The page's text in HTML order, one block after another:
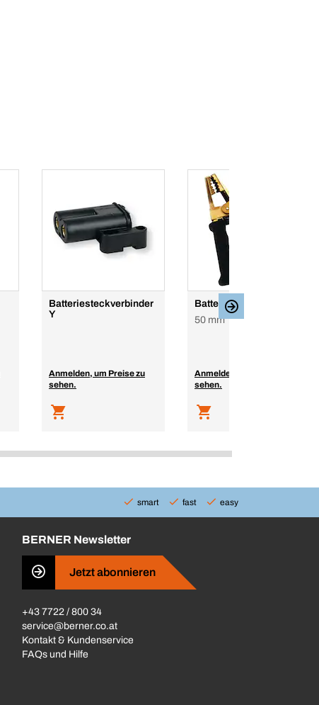
Batteriesteckverbinder
Y
Anmelden, um Preise zu
sehen.
Batterieladeklemme
50 mm², 800 A
Anmelden, um Preise zu
sehen.
smart fast easy
BERNER Newsletter
Jetzt abonnieren
+43 7722 / 800 34
service@berner.co.at
Kontakt & Kundenservice
FAQs und Hilfe